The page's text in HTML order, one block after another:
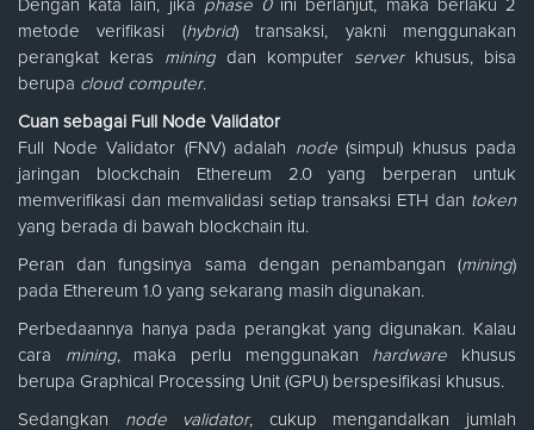
Dengan kata lain, jika phase 0 ini berlanjut, maka berlaku 2
metode verifikasi (hybrid) transaksi, yakni menggunakan
perangkat keras mining dan komputer server khusus, bisa
berupa cloud computer.
Cuan sebagai Full Node Validator
Full Node Validator (FNV) adalah node (simpul) khusus pada
jaringan blockchain Ethereum 2.0 yang berperan untuk
memverifikasi dan memvalidasi setiap transaksi ETH dan token
yang berada di bawah blockchain itu.
Peran dan fungsinya sama dengan penambangan (mining)
pada Ethereum 1.0 yang sekarang masih digunakan.
Perbedaannya hanya pada perangkat yang digunakan. Kalau
cara mining, maka perlu menggunakan hardware khusus
berupa Graphical Processing Unit (GPU) berspesifikasi khusus.
Sedangkan node validator, cukup mengandalkan jumlah